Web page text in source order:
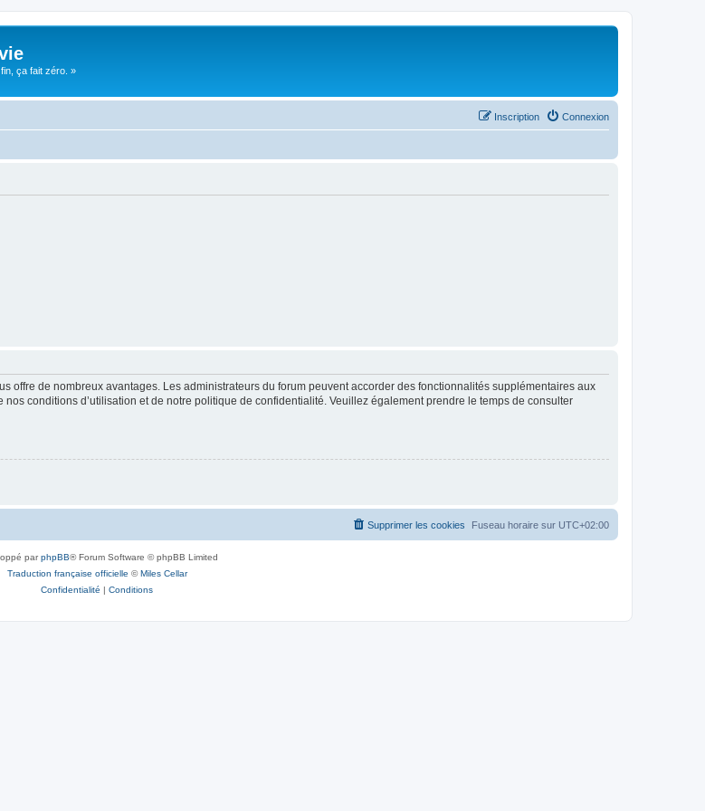
ça fait zéro. »
Connexion
Inscription
offre de nombreux avantages. Les administrateurs du forum peuvent accorder des fonctionnalités supplémentaires aux
conditions d’utilisation et de notre politique de confidentialité. Veuillez également prendre le temps de consulter
Fuseau horaire sur UTC+02:00
Supprimer les cookies
parphpBB® Forum Software © phpBB Limited
Traduction française officielle ©Miles Cellar
Confidentialité | Conditions